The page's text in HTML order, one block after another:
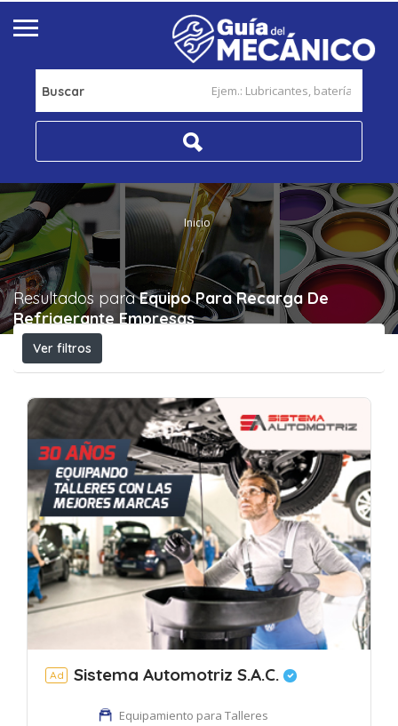
Buscar
Inicio
Resultados paraEquipo Para Recarga De
Refrigerante Empresas
Ver filtros
Ad Sistema Automotriz S.A.C.
Equipamiento para Talleres